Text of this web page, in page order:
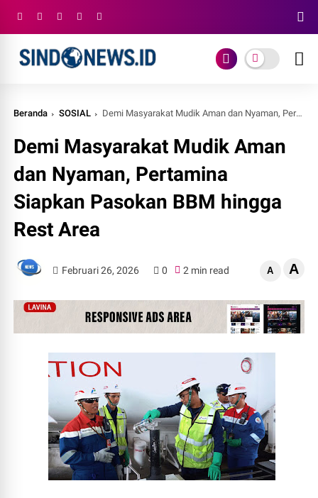
Beranda SOSIAL Demi Masyarakat Mudik Aman dan Nyaman, Pertamina Siapkan Pasokan BBM hingga Rest Area
Demi Masyarakat Mudik Aman
dan Nyaman, Pertamina
Siapkan Pasokan BBM hingga
Rest Area
Februari 26, 2026 0 2 min read A A